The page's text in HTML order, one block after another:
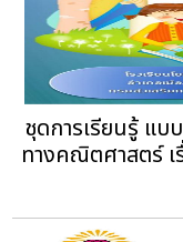
ชุดการเรียนรู้ แ
ทางคณิตศาสตร์